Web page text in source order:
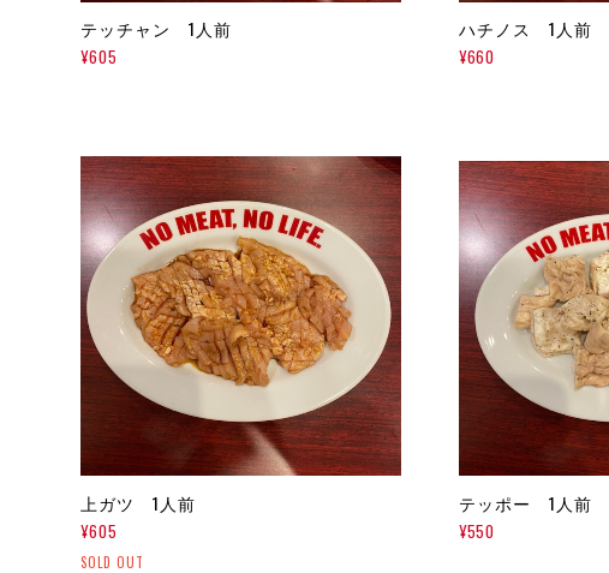
テッチャン 1人前
¥605
ハチノス 1人前
¥660
上ガツ 1人前
¥605
SOLD OUT
テッポー 1人前
¥550